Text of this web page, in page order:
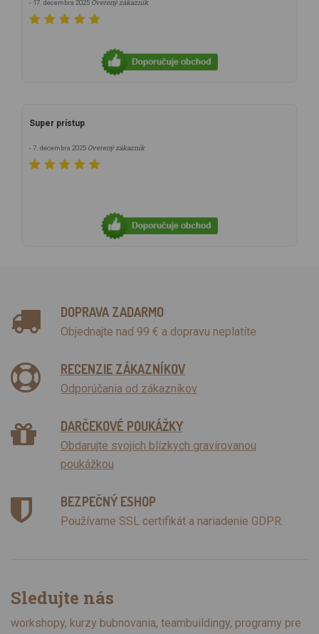
- 17. decembra 2025 Overený zákazník
Super prístup
- 7. decembra 2025 Overený zákazník
DOPRAVA ZADARMO
Objednajte nad 99 € a dopravu neplatíte
RECENZIE ZÁKAZNÍKOV
Odporúčania od zákazníkov
DARČEKOVÉ POUKÁŽKY
Obdarujte svojich blízkych gravírovanou
poukážkou
BEZPEČNÝ ESHOP
Používame SSL certifikát a nariadenie GDPR.
Sledujte nás
workshopy, kurzy bubnovania, teambuildingy, programy pre